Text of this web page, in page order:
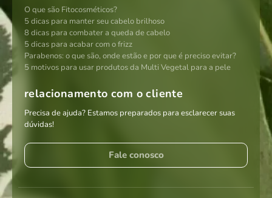
O que são Fitocosméticos?
5 dicas para manter seu cabelo brilhoso
8 dicas para combater a queda de cabelo
5 dicas para acabar com o frizz
Parabenos: o que são, onde estão e por que é preciso evitar?
5 motivos para usar produtos da Multi Vegetal para a pele
relacionamento com o cliente
Precisa de ajuda? Estamos preparados para esclarecer suas
dúvidas!
Fale conosco